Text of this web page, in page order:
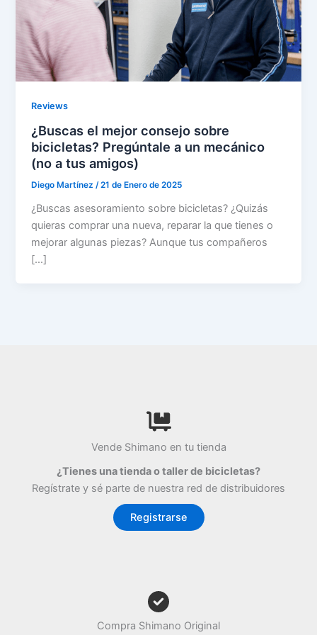
Reviews
¿Buscas el mejor consejo sobre
bicicletas? Pregúntale a un mecánico
(no a tus amigos)
Diego Martínez/21 de Enero de 2025
¿Buscas asesoramiento sobre bicicletas? ¿Quizás
quieras comprar una nueva, reparar la que tienes o
mejorar algunas piezas? Aunque tus compañeros
[…]
Vende Shimano en tu tienda
¿Tienes una tienda o taller de bicicletas?
Regístrate y sé parte de nuestra red de distribuidores
Registrarse
Compra Shimano Original